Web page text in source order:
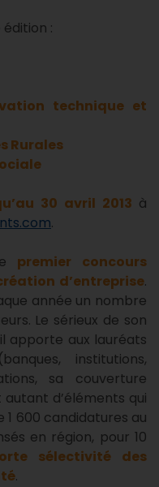
:
technique et
Rurales
30 avril 2013 à
.
premier concours
d’entreprise.
année un nombre
Le sérieux de son
apporte aux lauréats
institutions,
sa couverture
d’éléments qui
1 600 candidatures au
en région, pour 10
sélectivité des
.